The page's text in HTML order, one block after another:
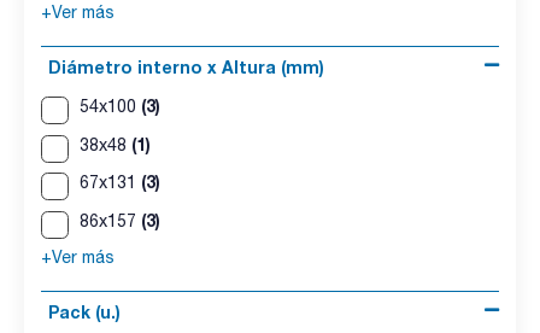
+Ver más
Diámetro interno x Altura (mm)
54x100 (3)
38x48 (1)
67x131 (3)
86x157 (3)
+Ver más
Pack (u.)